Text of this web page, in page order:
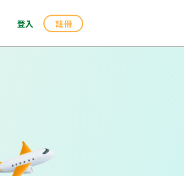
登入 註冊